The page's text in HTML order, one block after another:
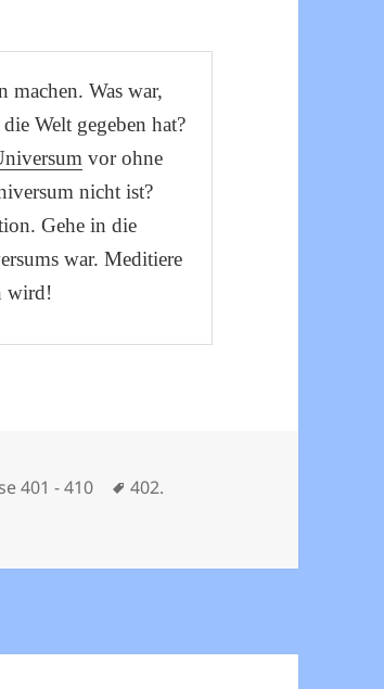
machen. Was war,
Welt gegeben hat?
vor ohne
nicht ist?
Gehe in die
war. Meditiere
wird!
401 - 410 Schlagwörter
402.